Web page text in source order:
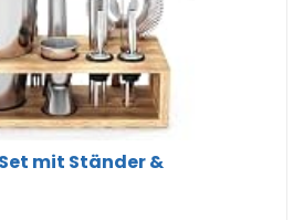
mit Ständer &